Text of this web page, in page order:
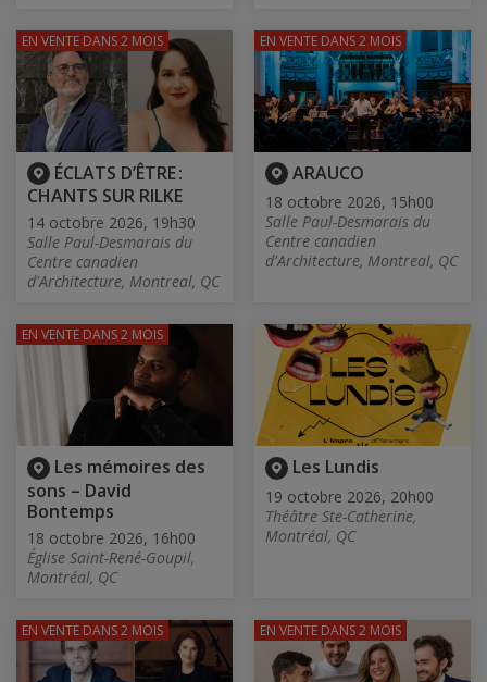
ÉCLATS D’ÊTRE :
CHANTS SUR RILKE
14 octobre 2026, 19h30
Salle Paul-Desmarais du
Centre canadien
d'Architecture, Montreal, QC
EN VENTE DANS 2 MOIS
ARAUCO
18 octobre 2026, 15h00
Salle Paul-Desmarais du
Centre canadien
d'Architecture, Montreal, QC
EN VENTE DANS 2 MOIS
Les mémoires des
sons – David
Bontemps
18 octobre 2026, 16h00
Église Saint-René-Goupil,
Montréal, QC
EN VENTE DANS 2 MOIS
Les Lundis
19 octobre 2026, 20h00
Théâtre Ste-Catherine,
Montréal, QC
EN VENTE DANS 2 MOIS EN VENTE DANS 2 MOIS